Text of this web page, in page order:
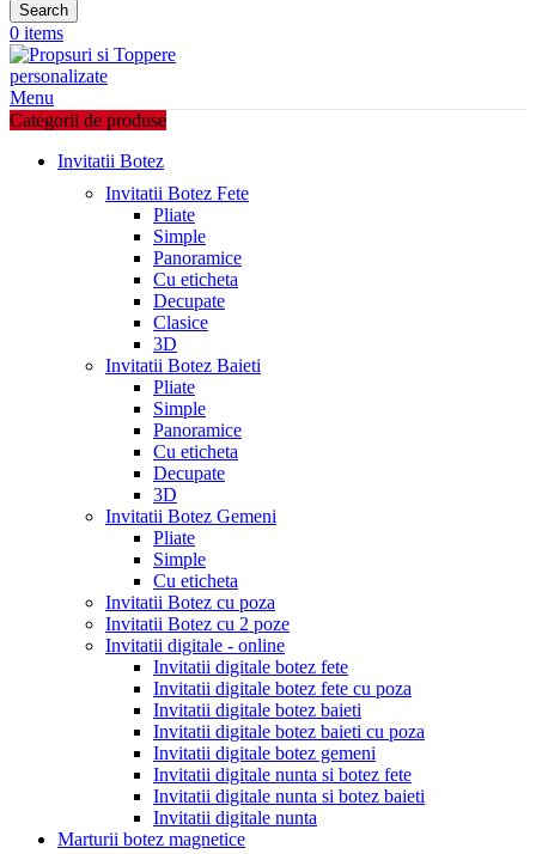
Search
0 items
Menu
Categorii de produse
Invitatii Botez
Invitatii Botez Fete
Pliate
Simple
Panoramice
Cu eticheta
Decupate
Clasice
3D
Invitatii Botez Baieti
Pliate
Simple
Panoramice
Cu eticheta
Decupate
3D
Invitatii Botez Gemeni
Pliate
Simple
Cu eticheta
Invitatii Botez cu poza
Invitatii Botez cu 2 poze
Invitatii digitale - online
Invitatii digitale botez fete
Invitatii digitale botez fete cu poza
Invitatii digitale botez baieti
Invitatii digitale botez baieti cu poza
Invitatii digitale botez gemeni
Invitatii digitale nunta si botez fete
Invitatii digitale nunta si botez baieti
Invitatii digitale nunta
Marturii botez magnetice